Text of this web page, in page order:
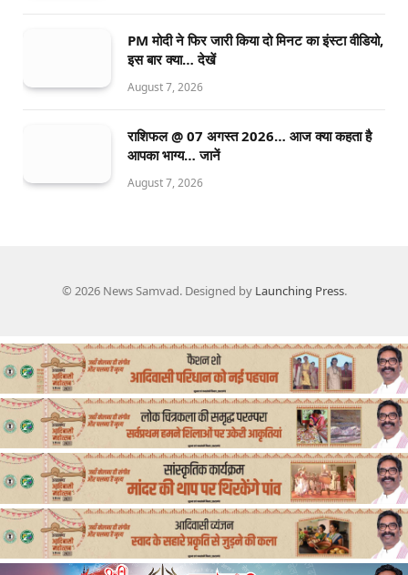
PM मोदी ने फिर जारी किया दो मिनट का इंस्टा वीडियो,
इस बार क्या… देखें
August 7, 2026
राशिफल @ 07 अगस्त 2026… आज क्या कहता है
आपका भाग्य… जानें
August 7, 2026
© 2026 News Samvad. Designed by Launching Press.